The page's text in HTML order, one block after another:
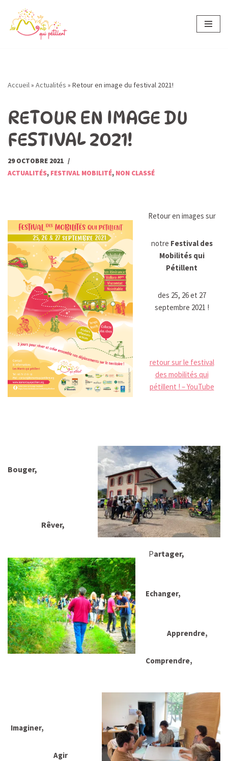
Aller
Accueil» Actualités » Retour en image du festival 2021!
RETOUR EN IMAGE DU
FESTIVAL 2021!
29 OCTOBRE 2021
ACTUALITÉS, FESTIVAL MOBILITÉ, NON CLASSÉ
Retour en images sur
notre Festival des
Mobilités qui
Pétillent
des 25, 26 et 27
septembre 2021 !
retour sur le festival
des mobilités qui
pétillent ! – YouTube
Bouger,
Rêver,
Partager,
Echanger,
Apprendre,
Comprendre,
Imaginer,
Agir